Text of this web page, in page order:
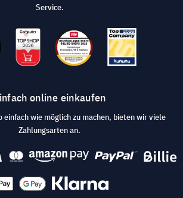
Service.
online einkaufen
einfach wie möglich zu machen, bieten wir viele
Zahlungsarten an.